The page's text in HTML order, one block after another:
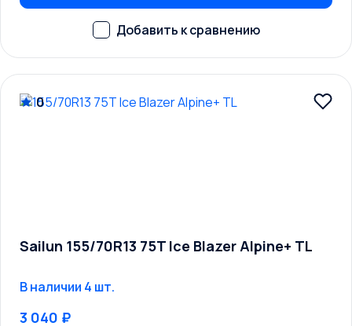
0
Sailun 155/70R13 75T Ice Blazer Alpine+ TL
В наличии 4 шт.
3 040 ₽